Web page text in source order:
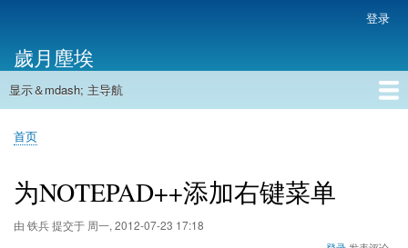
主
内
帐
户
菜
单
登录
歲月塵埃
主
航
显示＆mdash; 主导航
首页
面
屑
首页
为NOTEPAD++添加右键菜单
由 铁兵提交于 周一, 2012-07-23 17:18